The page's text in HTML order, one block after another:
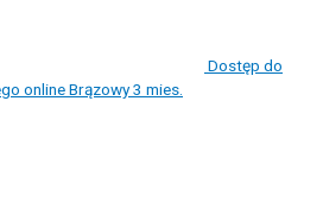
Dostęp do
online Brązowy 3 mies.